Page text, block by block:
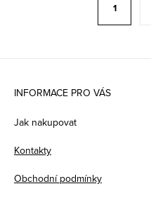
v
v
k
v
1
INFORMACE PRO VÁS
Jak nakupovat
Kontakty
Obchodní podmínky